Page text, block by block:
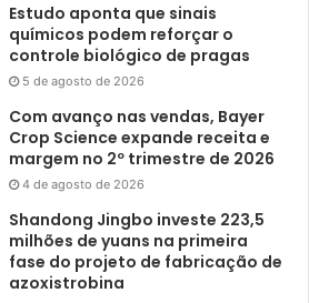
Estudo aponta que sinais
químicos podem reforçar o
controle biológico de pragas
5 de agosto de 2026
Com avanço nas vendas, Bayer
Crop Science expande receita e
margem no 2º trimestre de 2026
4 de agosto de 2026
Shandong Jingbo investe 223,5
milhões de yuans na primeira
fase do projeto de fabricação de
azoxistrobina